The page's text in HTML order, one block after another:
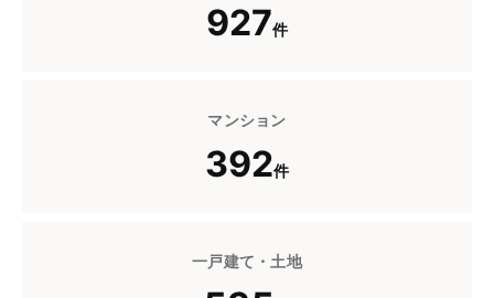
927件
マンション
392件
一戸建て・土地